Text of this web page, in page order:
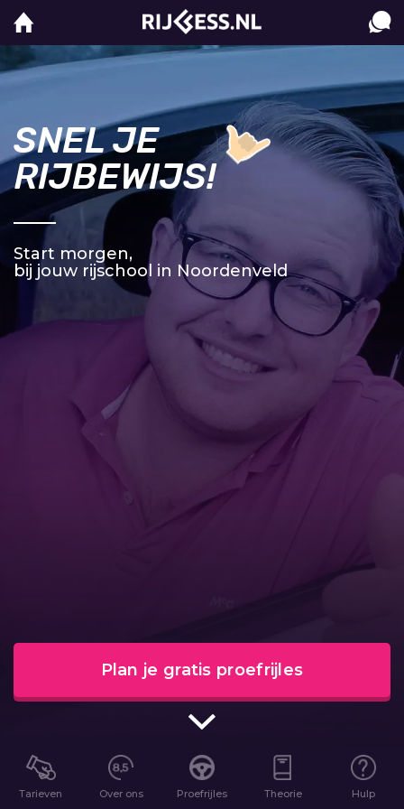
SNEL JE
RIJBEWIJS!
Start morgen,
bij jouw rijschool in Noordenveld
Plan je gratis proefrijles
Tarieven Over ons Proefrijles Theorie Hulp